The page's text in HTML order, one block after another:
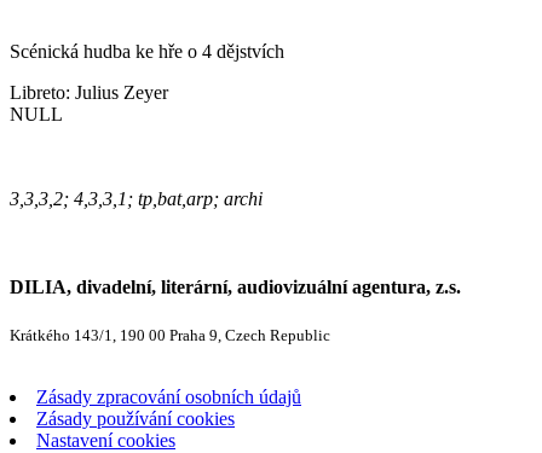
Scénická hudba ke hře o 4 dějstvích
Libreto: Julius Zeyer
NULL
3,3,3,2; 4,3,3,1; tp,bat,arp; archi
DILIA, divadelní, literární, audiovizuální agentura, z.s.
Krátkého 143/1, 190 00 Praha 9, Czech Republic
Zásady zpracování osobních údajů
Zásady používání cookies
Nastavení cookies